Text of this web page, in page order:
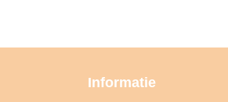
Informatie